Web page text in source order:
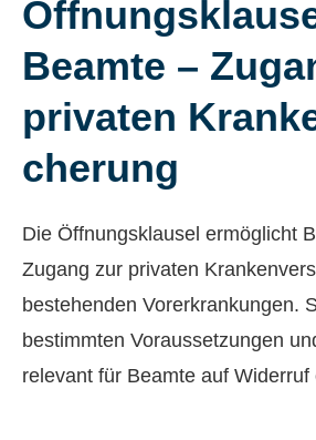
Beamte –
privaten
che­rung
Die Öffnungsklausel ermöglicht
Zugang zur privaten
bestehenden Vorerkrankungen.
bestimmten Voraussetzungen
relevant für Beamte auf Widerruf